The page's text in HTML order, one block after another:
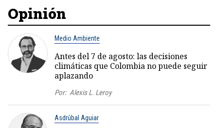
Opinión
Medio Ambiente
Antes del 7 de agosto: las decisiones
climáticas que Colombia no puede seguir
aplazando
Por: Alexis L. Leroy
Asdrúbal Aguiar